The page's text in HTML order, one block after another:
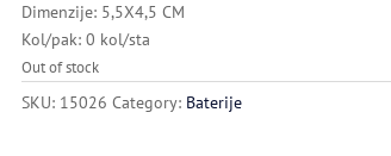
Dimenzije: 5,5X4,5 CM
Kol/pak: 0 kol/sta
Out of stock
SKU: 15026 Category: Baterije